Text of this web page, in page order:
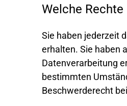
Welche
Sie haben jederzeit
erhalten. Sie haben
Datenverarbeitung
bestimmten
Beschwerderecht